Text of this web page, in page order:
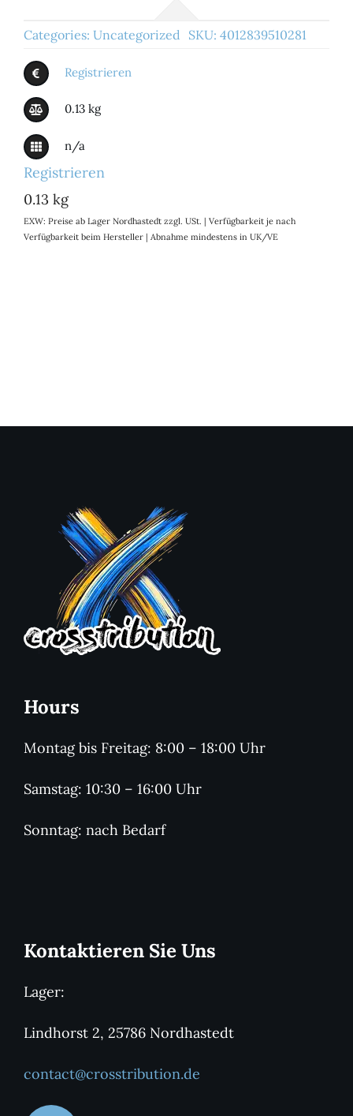
Categories: Uncategorized SKU: 4012839510281
Registrieren
0.13 kg
n/a
Registrieren
0.13 kg
EXW: Preise ab Lager Nordhastedt zzgl. USt. | Verfügbarkeit je nach
Verfügbarkeit beim Hersteller | Abnahme mindestens in UK/VE
Hours
Montag bis Freitag: 8:00 – 18:00 Uhr
Samstag: 10:30 – 16:00 Uhr
Sonntag: nach Bedarf
Kontaktieren Sie Uns
Lager:
Lindhorst 2, 25786 Nordhastedt
contact@crosstribution.de